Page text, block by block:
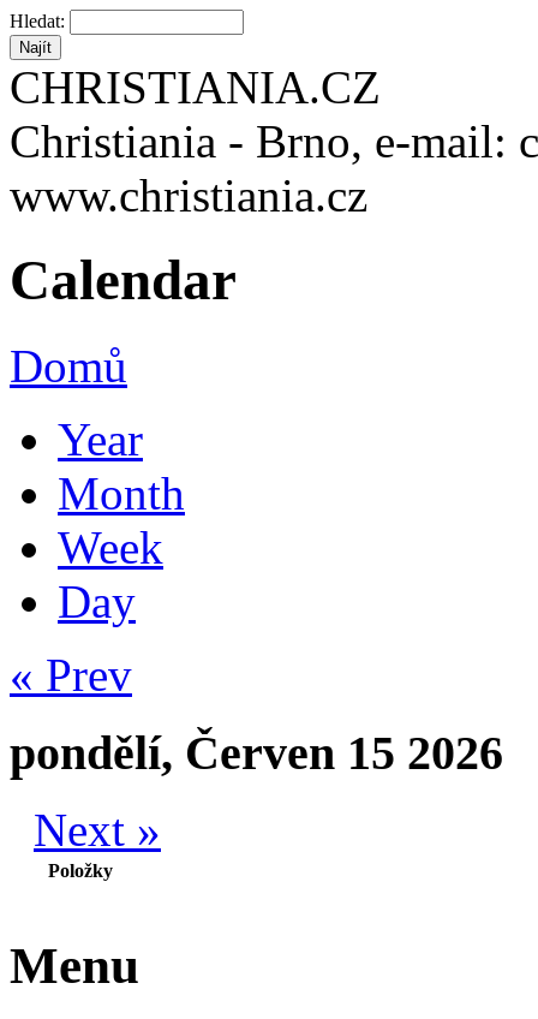
Hledat:
CHRISTIANIA.CZ
Christiania - Brno, e-mail:
www.christiania.cz
Calendar
Domů
Year
Month
Week
Day
« Prev
pondělí, Červen 15 2026
Next »
Položky
Menu